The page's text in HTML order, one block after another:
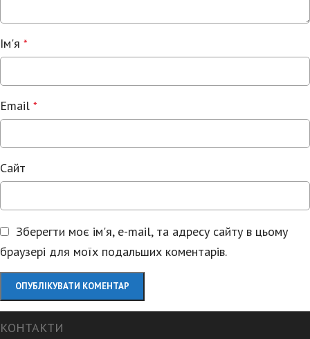
Ім'я *
Email *
Сайт
Зберегти моє ім'я, e-mail, та адресу сайту в цьому
браузері для моїх подальших коментарів.
КОНТАКТИ